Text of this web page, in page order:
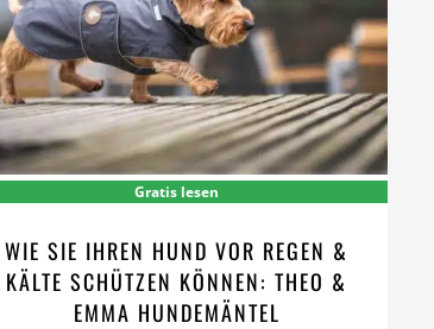
Gratis lesen
WIE SIE IHREN HUND VOR REGEN &
KÄLTE SCHÜTZEN KÖNNEN: THEO &
EMMA HUNDEMÄNTEL